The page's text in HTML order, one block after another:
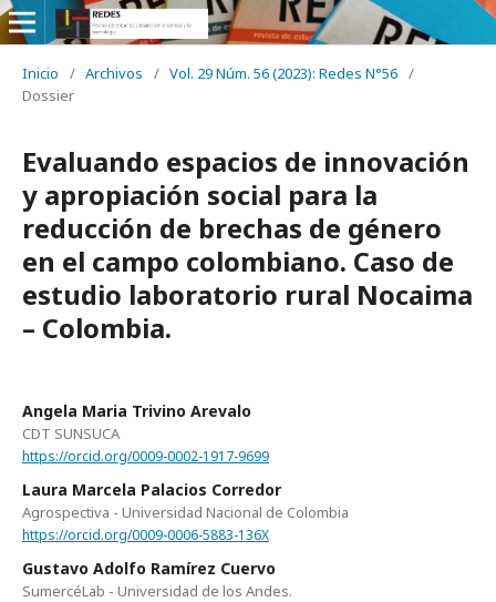
Inicio / Archivos / Vol. 29 Núm. 56 (2023): Redes N°56 /
Dossier
Evaluando espacios de innovación
y apropiación social para la
reducción de brechas de género
en el campo colombiano. Caso de
estudio laboratorio rural Nocaima
– Colombia.
Angela Maria Trivino Arevalo
CDT SUNSUCA
https://orcid.org/0009-0002-1917-9699
Laura Marcela Palacios Corredor
Agrospectiva - Universidad Nacional de Colombia
https://orcid.org/0009-0006-5883-136X
Gustavo Adolfo Ramírez Cuervo
SumercéLab - Universidad de los Andes.